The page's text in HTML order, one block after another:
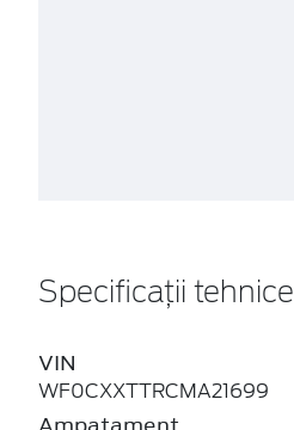
Specificații tehnice
VIN
WF0CXXTTRCMA21699